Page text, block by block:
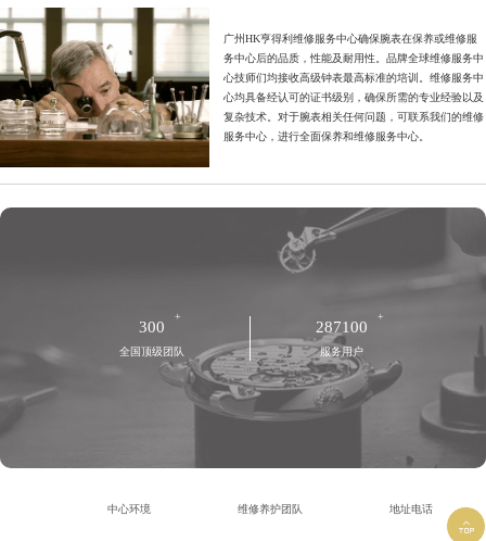
广州HK亨得利维修服务中心确保腕表在保养或维修服
务中心后的品质，性能及耐用性。品牌全球维修服务中
心技师们均接收高级钟表最高标准的培训。维修服务中
心均具备经认可的证书级别，确保所需的专业经验以及
复杂技术。对于腕表相关任何问题，可联系我们的维修
服务中心，进行全面保养和维修服务中心。
300
+
全国顶级团队
287100
+
服务用户
中心环境 维修养护团队 地址电话
